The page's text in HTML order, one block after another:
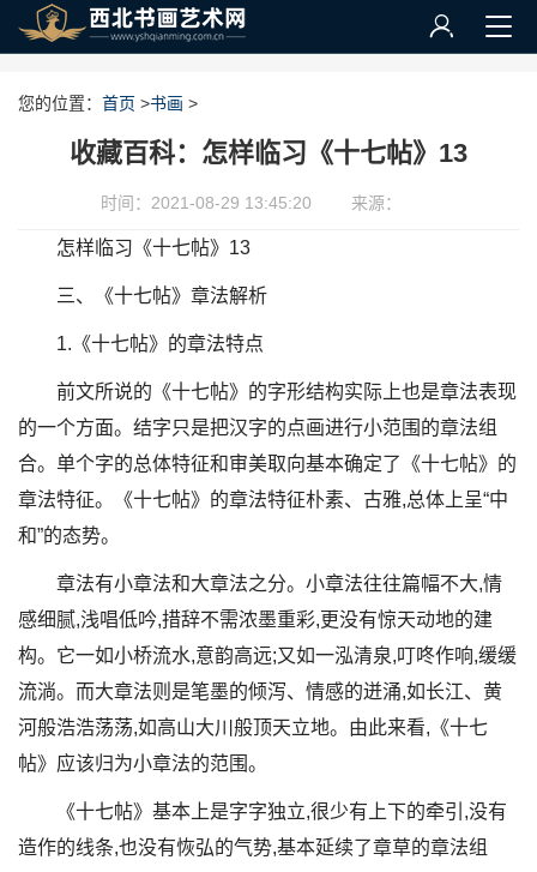
您的位置： 首页 >书画 >
收藏百科：怎样临习《十七帖》13
时间：2021-08-29 13:45:20 来源：
怎样临习《十七帖》13
三、《十七帖》章法解析
1.《十七帖》的章法特点
前文所说的《十七帖》的字形结构实际上也是章法表现
的一个方面。结字只是把汉字的点画进行小范围的章法组
合。单个字的总体特征和审美取向基本确定了《十七帖》的
章法特征。《十七帖》的章法特征朴素、古雅,总体上呈“中
和”的态势。
章法有小章法和大章法之分。小章法往往篇幅不大,情
感细腻,浅唱低吟,措辞不需浓墨重彩,更没有惊天动地的建
构。它一如小桥流水,意韵高远;又如一泓清泉,叮咚作响,缓缓
流淌。而大章法则是笔墨的倾泻、情感的迸涌,如长江、黄
河般浩浩荡荡,如高山大川般顶天立地。由此来看,《十七
帖》应该归为小章法的范围。
《十七帖》基本上是字字独立,很少有上下的牵引,没有
造作的线条,也没有恢弘的气势,基本延续了章草的章法组